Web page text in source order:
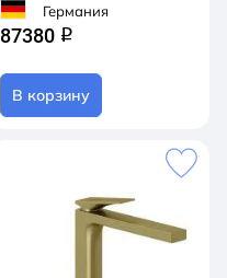
Германия
87380 q
В корзину